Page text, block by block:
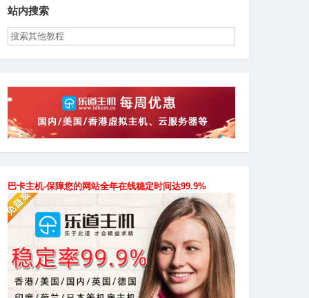
站内搜索
巴卡主机-保障您的网站全年在线稳定时间达99.9%